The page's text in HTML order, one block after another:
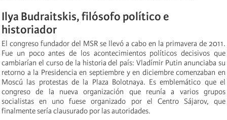
Ilya Budraitskis, filósofo político e
historiador
El congreso fundador del MSR se llevó a cabo en la primavera de 2011.
Fue un poco antes de los acontecimientos políticos decisivos que
cambiarían el curso de la historia del país: Vladímir Putin anunciaba su
retorno a la Presidencia en septiembre y en diciembre comenzaban en
Moscú las protestas de la Plaza Bolotnaya. Es emblemático que el
congreso de la nueva organización que reunía a varios grupos
socialistas en uno fuese organizado por el Centro Sájarov, que
finalmente sería clausurado por las autoridades.